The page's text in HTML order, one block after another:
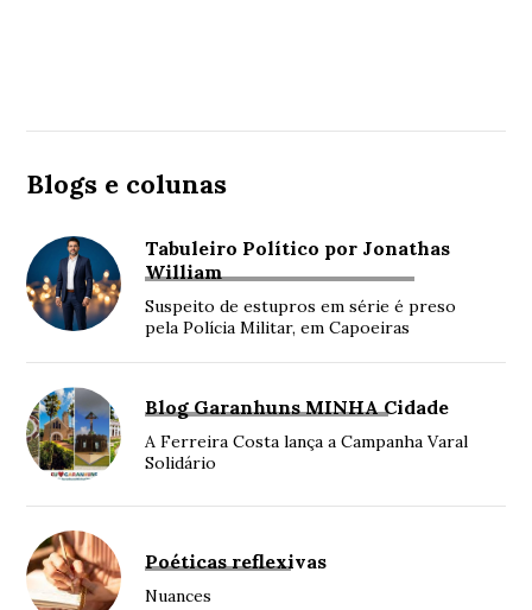
Blogs e colunas
Tabuleiro Político por Jonathas
William
Suspeito de estupros em série é preso
pela Polícia Militar, em Capoeiras
Blog Garanhuns MINHA Cidade
A Ferreira Costa lança a Campanha Varal
Solidário
Poéticas reflexivas
Nuances